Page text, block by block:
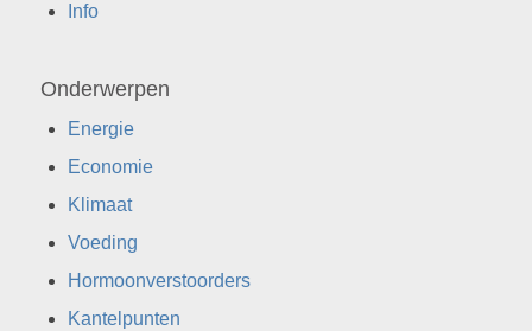
Info
Onderwerpen
Energie
Economie
Klimaat
Voeding
Hormoonverstoorders
Kantelpunten